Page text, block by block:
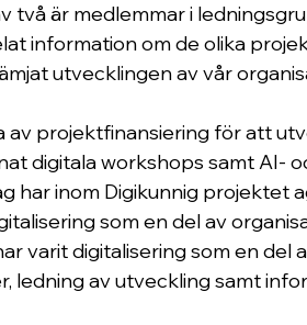
två är medlemmar i
information om de olika
utvecklingen av vår
av projektfinansiering för att
digitala workshops samt AI-
har inom Digikunnig projektet
som en del av
varit digitalisering som en del
ledning av utveckling